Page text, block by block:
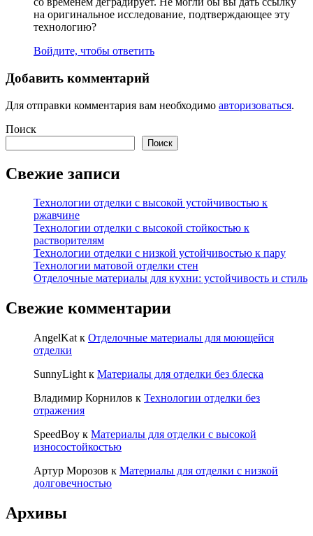
на оригинальное исследование, подтверждающее эту
технологию?
Войдите, чтобы ответить
Добавить комментарий
Для отправки комментария вам необходимо авторизоваться.
Поиск
Поиск
Свежие записи
Технологии отделки с высокой устойчивостью к
ржавчине
Технологии отделки с высокой стойкостью к
растворителям
Технологии отделки с низкой устойчивостью к пару
Технологии матовой отделки стен
Отделочные материалы для кухни: устойчивость и стиль
Свежие комментарии
AngelKat к Отделочные материалы для моющейся
отделки
SunnyLight к Материалы для отделки без блеска
Владимир Корнилов к Технологии отделки без
отражения
SpeedBoy к Материалы для отделки с высокой
износостойкостью
Артур Морозов к Материалы для отделки с низкой
долговечностью
Архивы